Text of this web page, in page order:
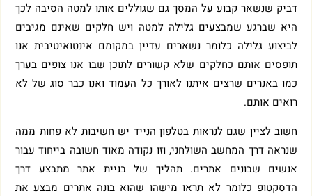
דביק שנשאר קבוע על המסך גם שגוללים אותו למטה הסיבה לכך
היא שברגע שמבצעים גלילה למטה ויש חלקים שאינם מגיבים
לביצוע גלילה כלומר נשארים עדיין במקומם אינטואיטיבית אנו
תופסים אותם כחלקים שלא קשורים לתוכן שבו אנו צופים בערך
כמו באנרים שרצים איתנו לאורך כל העמוד ואנו כבר סוג של לא
רואים אותם.
חשוב לציין שגם לנראות בטלפון הנייד יש חשיבות לא פחות ממה
שנראה דרך המחשב השולחני, וזו נקודה מאוד חשובה בייחוד עבור
אנשים שבונים אתרים. תהליך של בניית אתר מתבצע דרך
הדסקטופ כלומר לא תראו מישהו שהוא בונה אתרים מבצע את